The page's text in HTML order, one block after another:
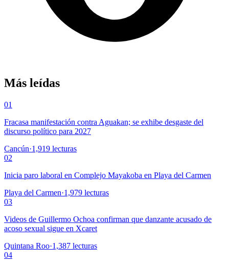
Más leídas
01
Fracasa manifestación contra Aguakan; se exhibe desgaste del
discurso político para 2027
Cancún·1,919 lecturas
02
Inicia paro laboral en Complejo Mayakoba en Playa del Carmen
Playa del Carmen·1,979 lecturas
03
Videos de Guillermo Ochoa confirman que danzante acusado de
acoso sexual sigue en Xcaret
Quintana Roo·1,387 lecturas
04